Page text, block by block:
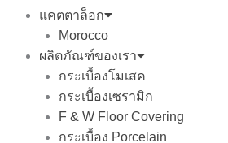
แคตตาล็อก
Morocco
ผลิตภัณฑ์ของเรา
กระเบื้องโมเสค
กระเบื้องเซรามิก
F & W Floor Covering
กระเบื้อง Porcelain